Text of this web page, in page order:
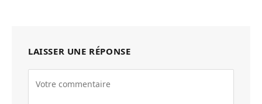
LAISSER UNE RÉPONSE